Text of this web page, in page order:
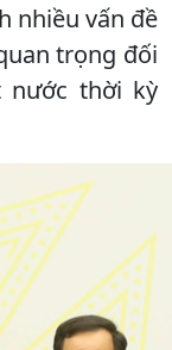
nhiều vấn đề
trọng đối
nước thời kỳ